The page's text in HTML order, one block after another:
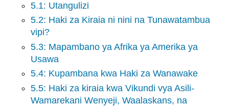
Congress
12:
Urais
Mahakama
14:
Serikali
Jimbo
5.1: Utangulizi
5.2: Haki za Kiraia ni nini na Tunawatambua
vipi?
5.3: Mapambano ya Afrika ya Amerika ya
Usawa
5.4: Kupambana kwa Haki za Wanawake
5.5: Haki za kiraia kwa Vikundi vya Asili-
Wamarekani Wenyeji, Waalaskans, na